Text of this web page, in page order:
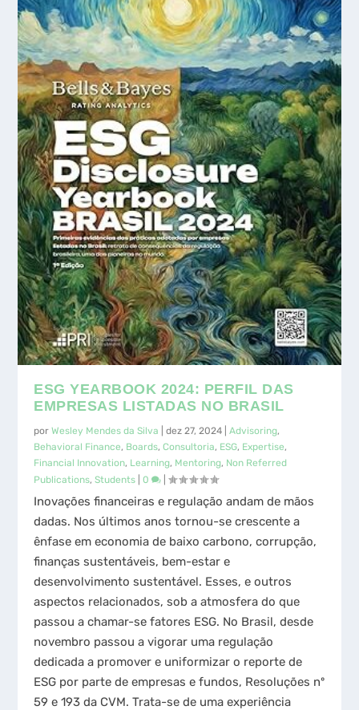
ESG YEARBOOK 2024: PERFIL DAS
EMPRESAS LISTADAS NO BRASIL
porWesley Mendes da Silva |dez 27, 2024 |Advisoring,
Behavioral Finance, Boards,Consultoria, ESG, Expertise,
Financial Innovation, Learning, Mentoring, Non Referred
Publications,Students |0 |
Inovações financeiras e regulação andam de mãos
dadas. Nos últimos anos tornou-se crescente a
ênfase em economia de baixo carbono, corrupção,
finanças sustentáveis, bem-estar e
desenvolvimento sustentável. Esses, e outros
aspectos relacionados, sob a atmosfera do que
passou a chamar-se fatores ESG. No Brasil, desde
novembro passou a vigorar uma regulação
dedicada a promover e uniformizar o reporte de
ESG por parte de empresas e fundos, Resoluções nº
59 e 193 da CVM. Trata-se de uma experiência